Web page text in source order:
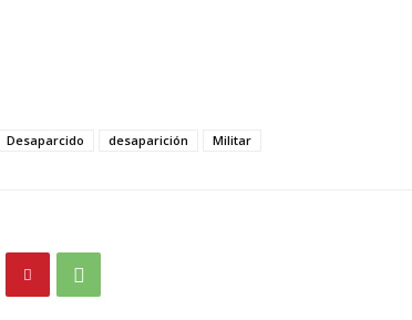
Desaparcido desaparición Militar